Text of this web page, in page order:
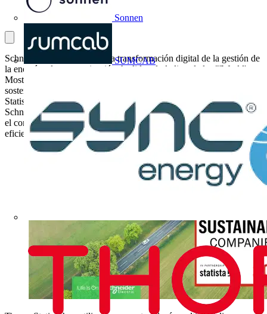
Sonnen
SUMCAB
Schneider Electric, líder en la transformación digital de la gestión de
la energía y la automatización, ha liderado la lista de las "'World's
Most Sustainable Companies for 2024" ("Las empresas más
sostenibles del mundo para 2024") elaborada por la revista Time y
Statista. Este reconocimiento refleja los ambiciosos objetivos de
Schneider Electric para reducir sus propias emisiones, pero también
el compromiso de la empresa para ayudar a sus clientes a ser más
eficientes energéticamente y reducir sus emisiones.